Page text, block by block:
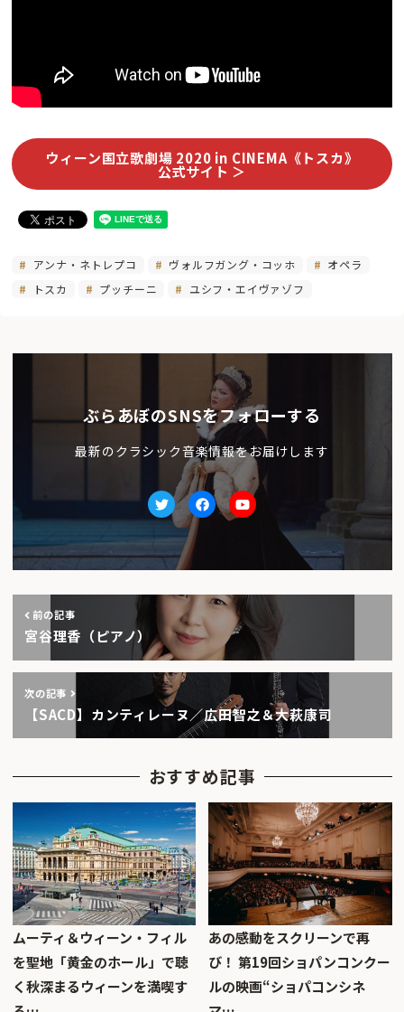
ウィーン国立歌劇場 2020 in CINEMA《トスカ》
公式サイト ＞
アンナ・ネトレプコ ヴォルフガング・コッホ
オペラ
トスカ
プッチーニ ユシフ・エイヴァゾフ
ぶらあぼのSNSをフォローする
最新のクラシック音楽情報をお届けします
TwitterfacebookYoutube
前の記事
宮谷理香（ピアノ）
次の記事
【SACD】カンティレーヌ／広田智之＆大萩康司
おすすめ記事
ムーティ＆ウィーン・フィル
を聖地「黄金のホール」で聴
く秋深まるウィーンを満喫す
あの感動をスクリーンで再
び！ 第19回ショパンコンクー
ルの映画“ショパコンシネ